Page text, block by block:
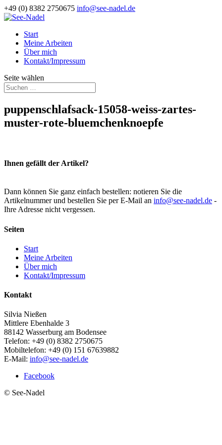
+49 (0) 8382 2750675 info@see-nadel.de
Start
Meine Arbeiten
Über mich
Kontakt/Impressum
Seite wählen
puppenschlafsack-15058-weiss-zartes-
muster-rote-bluemchenknoepfe
Ihnen gefällt der Artikel?
Dann können Sie ganz einfach bestellen: notieren Sie die
Artikelnummer und bestellen Sie per E-Mail an info@see-nadel.de -
Ihre Adresse nicht vergessen.
Seiten
Start
Meine Arbeiten
Über mich
Kontakt/Impressum
Kontakt
Silvia Nießen
Mittlere Ebenhalde 3
88142 Wasserburg am Bodensee
Telefon: +49 (0) 8382 2750675
Mobiltelefon: +49 (0) 151 67639882
E-Mail: info@see-nadel.de
Facebook
© See-Nadel